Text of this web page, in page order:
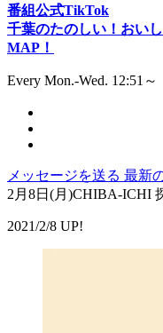
番組公式TikTok
千葉のたのしい！おい
MAP！
Every Mon.-Wed. 12:51～
メッセージを送る 最新
2月8日(月)CHIBA-ICHI
2021/2/8 UP!